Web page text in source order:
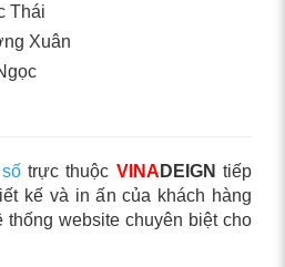
Thái
Xuân
trực thuộc VINA DEIGN tiếp
kế và in ấn của khách hàng
thống website chuyên biệt cho